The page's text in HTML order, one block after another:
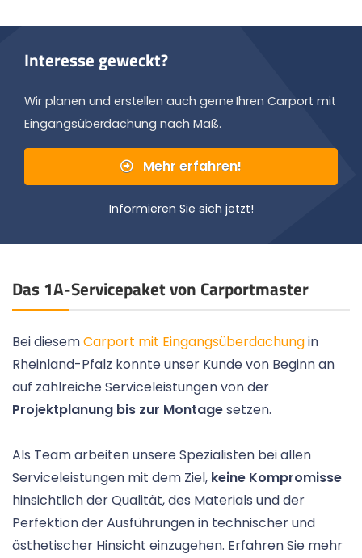
Interesse geweckt?
Wir planen und erstellen auch gerne Ihren Carport mit
Eingangsüberdachung nach Maß.
Mehr erfahren!
Informieren Sie sich jetzt!
Das 1A-Servicepaket von Carportmaster
Bei diesemCarport mit Eingangsüberdachungin
Rheinland-Pfalz konnte unser Kunde von Beginn an
auf zahlreiche Serviceleistungen von der
Projektplanung bis zur Montagesetzen.
Als Team arbeiten unsere Spezialisten bei allen
Serviceleistungen mit dem Ziel, keine Kompromisse
hinsichtlich der Qualität, des Materials und der
Perfektion der Ausführungen in technischer und
ästhetischer Hinsicht einzugehen. Erfahren Sie mehr